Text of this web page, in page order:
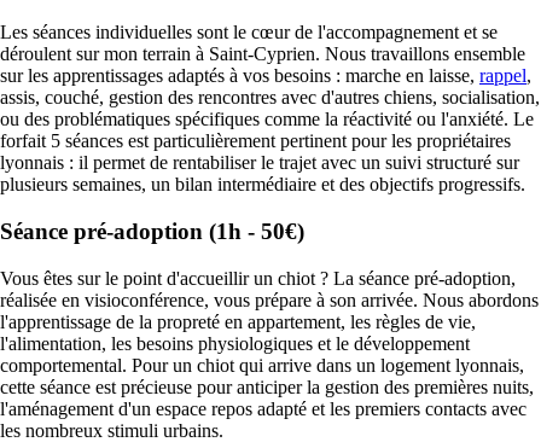
Les séances individuelles sont le cœur de l'accompagnement et se
déroulent sur mon terrain à Saint-Cyprien. Nous travaillons ensemble
sur les apprentissages adaptés à vos besoins : marche en laisse, rappel,
assis, couché, gestion des rencontres avec d'autres chiens, socialisation,
ou des problématiques spécifiques comme la réactivité ou l'anxiété. Le
forfait 5 séances est particulièrement pertinent pour les propriétaires
lyonnais : il permet de rentabiliser le trajet avec un suivi structuré sur
plusieurs semaines, un bilan intermédiaire et des objectifs progressifs.
Séance pré-adoption (1h - 50€)
Vous êtes sur le point d'accueillir un chiot ? La séance pré-adoption,
réalisée en visioconférence, vous prépare à son arrivée. Nous abordons
l'apprentissage de la propreté en appartement, les règles de vie,
l'alimentation, les besoins physiologiques et le développement
comportemental. Pour un chiot qui arrive dans un logement lyonnais,
cette séance est précieuse pour anticiper la gestion des premières nuits,
l'aménagement d'un espace repos adapté et les premiers contacts avec
les nombreux stimuli urbains.